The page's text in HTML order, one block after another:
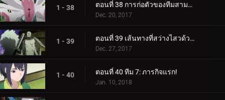
1 - 38 ตอนที่ 38 การก่อตัวของทีมสามคน?
Dec. 20, 2017
1 - 39 ตอนที่ 39 เส้นทางที่สว่างไสวด้วยพระจันทร์เต็มดวง
Dec. 27, 2017
1 - 40 ตอนที่ 40 ทีม 7: ภารกิจแรก!
Jan. 10, 2018